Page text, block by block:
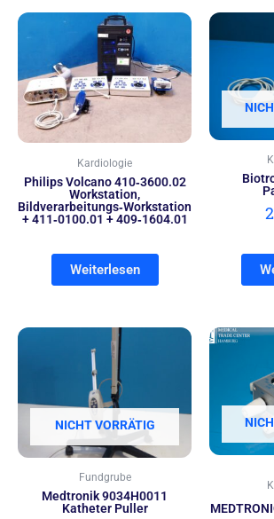
Kardiologie
Philips Volcano 410‑3600.02
Workstation,
Bildverarbeitungs‑Workstation
+ 411‑0100.01 + 409‑1604.01
Weiterlesen
NICHT VORRÄTIG
Fundgrube
Medtronik 9034H0011
Katheter Puller